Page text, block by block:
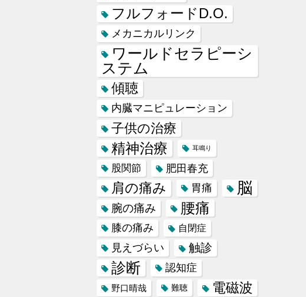
フルフォードD.O.
メカニカルリンク
ワールドセラピーシ
ステム
傾聴
内臓マニピュレーション
子供の治療
精神治療 耳鳴り
股関節 肥田春充
肩の痛み 胃痛 脳
腕の痛み 腰痛
膝の痛み 自閉症
見えづらい 触診
診断 認知症
野口晴哉 難聴 電磁波